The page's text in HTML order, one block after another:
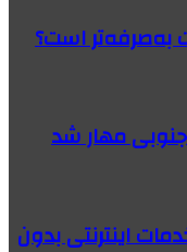
به‌صرفه‌تر است؟
مهار شد
اینترنتی بدون